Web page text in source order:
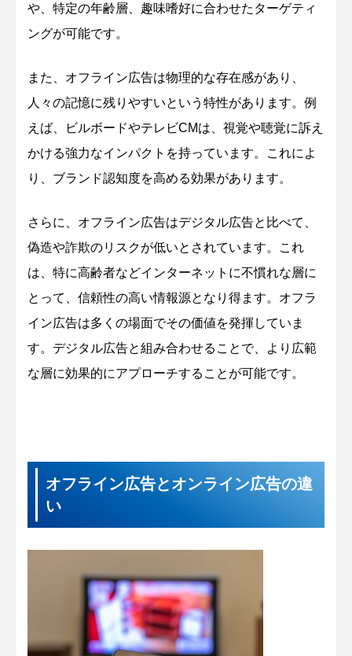
や、特定の年齢層、趣味嗜好に合わせたターゲティ
ングが可能です。
また、オフライン広告は物理的な存在感があり、
人々の記憶に残りやすいという特性があります。例
えば、ビルボードやテレビCMは、視覚や聴覚に訴え
かける強力なインパクトを持っています。これによ
り、ブランド認知度を高める効果があります。
さらに、オフライン広告はデジタル広告と比べて、
偽造や詐欺のリスクが低いとされています。これ
は、特に高齢者などインターネットに不慣れな層に
とって、信頼性の高い情報源となり得ます。オフラ
イン広告は多くの場面でその価値を発揮していま
す。デジタル広告と組み合わせることで、より広範
な層に効果的にアプローチすることが可能です。
オフライン広告とオンライン広告の違
い